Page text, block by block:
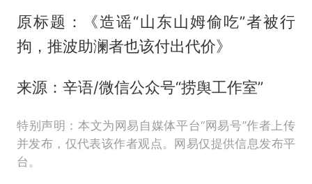
原标题：《造谣“山东山姆偷吃”者被行
拘，推波助澜者也该付出代价》
来源：辛语/微信公众号“捞舆工作室”
特别声明：本文为网易自媒体平台“网易号”作者上传
并发布，仅代表该作者观点。网易仅提供信息发布平
台。